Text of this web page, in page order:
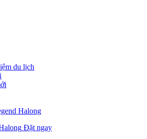
du lịch
Đặt ngay